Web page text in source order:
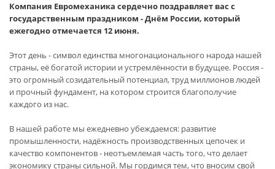
Компания Евромеханика сердечно поздравляет вас с
государственным праздником - Днём России, который
ежегодно отмечается 12 июня.
Этот день - символ единства многонационального народа нашей
страны, её богатой истории и устремлённости в будущее. Россия -
это огромный созидательный потенциал, труд миллионов людей
и прочный фундамент, на котором строится благополучие
каждого из нас.
В нашей работе мы ежедневно убеждаемся: развитие
промышленности, надёжность производственных цепочек и
качество компонентов - неотъемлемая часть того, что делает
экономику страны сильной. Мы гордимся тем, что вносим свой